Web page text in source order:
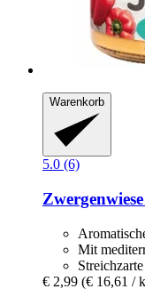
Warenkorb
5.0 (6)
Zwergenwiese
Mit
€ 2,99 (€ 16,61 /